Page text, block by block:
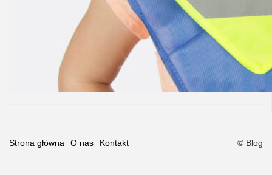
Strona główna O nas Kontakt © Blog